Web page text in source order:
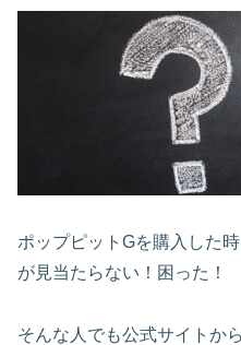
ポップピットGを購入した
が見当たらない！困った！
そんな人でも公式サイトか